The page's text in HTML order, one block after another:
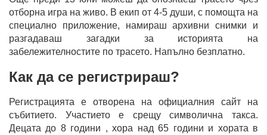
отборна игра на живо. В екип от 4-5 души, с помощта на
специално приложение, намираш архивни снимки и
разгадаваш загадки за историята на
забележителностите по трасето. Напълно безплатно.
Как да се регистрираш?
Регистрацията е отворена на официалния сайт на
събитието. Участието е срещу символична такса.
Децата до 8 години , хора над 65 години и хората в